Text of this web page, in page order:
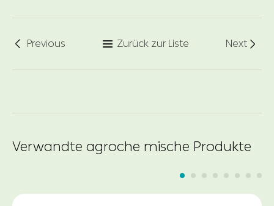
 Previous  Zurück zur Liste Next 
Verwandte agroche mische Produkte